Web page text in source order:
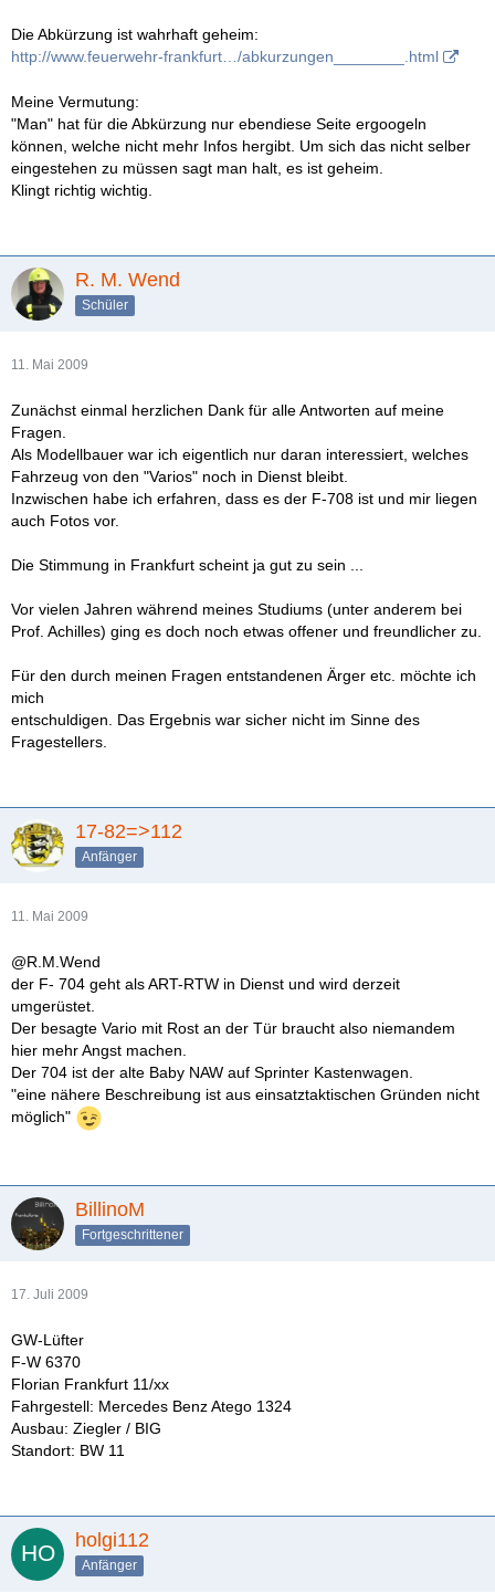
Die Abkürzung ist wahrhaft geheim:
http://www.feuerwehr-frankfurt…/abkurzungen________.html
Meine Vermutung:
"Man" hat für die Abkürzung nur ebendiese Seite ergoogeln
können, welche nicht mehr Infos hergibt. Um sich das nicht selber
eingestehen zu müssen sagt man halt, es ist geheim.
Klingt richtig wichtig.
R. M. Wend
Schüler
11. Mai 2009
Zunächst einmal herzlichen Dank für alle Antworten auf meine
Fragen.
Als Modellbauer war ich eigentlich nur daran interessiert, welches
Fahrzeug von den "Varios" noch in Dienst bleibt.
Inzwischen habe ich erfahren, dass es der F-708 ist und mir liegen
auch Fotos vor.
Die Stimmung in Frankfurt scheint ja gut zu sein ...
Vor vielen Jahren während meines Studiums (unter anderem bei
Prof. Achilles) ging es doch noch etwas offener und freundlicher zu.
Für den durch meinen Fragen entstandenen Ärger etc. möchte ich
mich
entschuldigen. Das Ergebnis war sicher nicht im Sinne des
Fragestellers.
17-82=>112
Anfänger
11. Mai 2009
@R.M.Wend
der F- 704 geht als ART-RTW in Dienst und wird derzeit
umgerüstet.
Der besagte Vario mit Rost an der Tür braucht also niemandem
hier mehr Angst machen.
Der 704 ist der alte Baby NAW auf Sprinter Kastenwagen.
"eine nähere Beschreibung ist aus einsatztaktischen Gründen nicht
möglich"
BillinoM
Fortgeschrittener
17. Juli 2009
GW-Lüfter
F-W 6370
Florian Frankfurt 11/xx
Fahrgestell: Mercedes Benz Atego 1324
Ausbau: Ziegler / BIG
Standort: BW 11
holgi112
Anfänger